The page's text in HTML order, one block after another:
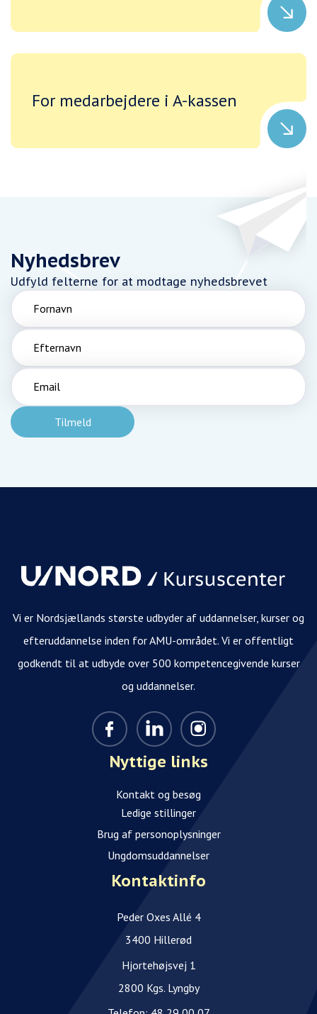
For medarbejdere i A-kassen
Nyhedsbrev
Udfyld felterne for at modtage nyhedsbrevet
Fornavn
Efternavn
Email
Vi er Nordsjællands største udbyder af uddannelser, kurser og
efteruddannelse inden for AMU-området. Vi er offentligt
godkendt til at udbyde over 500 kompetencegivende kurser
og uddannelser.
Nyttige links
Kontakt og besøg
Ledige stillinger
Brug af personoplysninger
Ungdomsuddannelser
Kontaktinfo
Peder Oxes Allé 4
3400 Hillerød
Hjortehøjsvej 1
2800 Kgs. Lyngby